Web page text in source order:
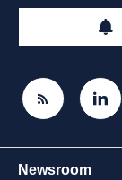
Newsroom